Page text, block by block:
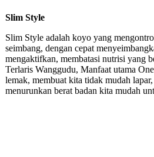
Slim Style
Slim Style adalah koyo yang
seimbang, dengan cepat
mengaktifkan, membatasi nutrisi yang
Terlaris Wanggudu, Manfaat utama
lemak, membuat kita tidak mudah
menurunkan berat badan kita mudah